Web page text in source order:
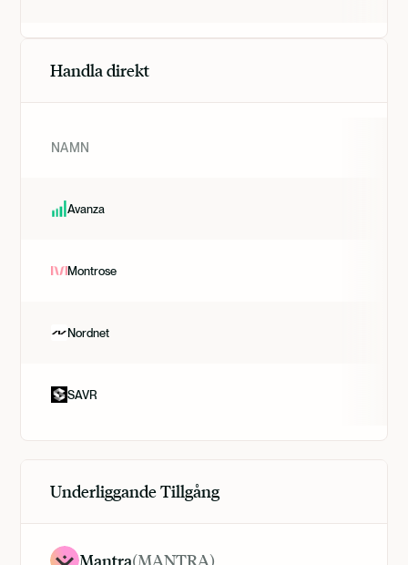
Handla direkt
NAMN
Avanza
Montrose
Nordnet
SAVR
Underliggande Tillgång
Mantra(MANTRA)